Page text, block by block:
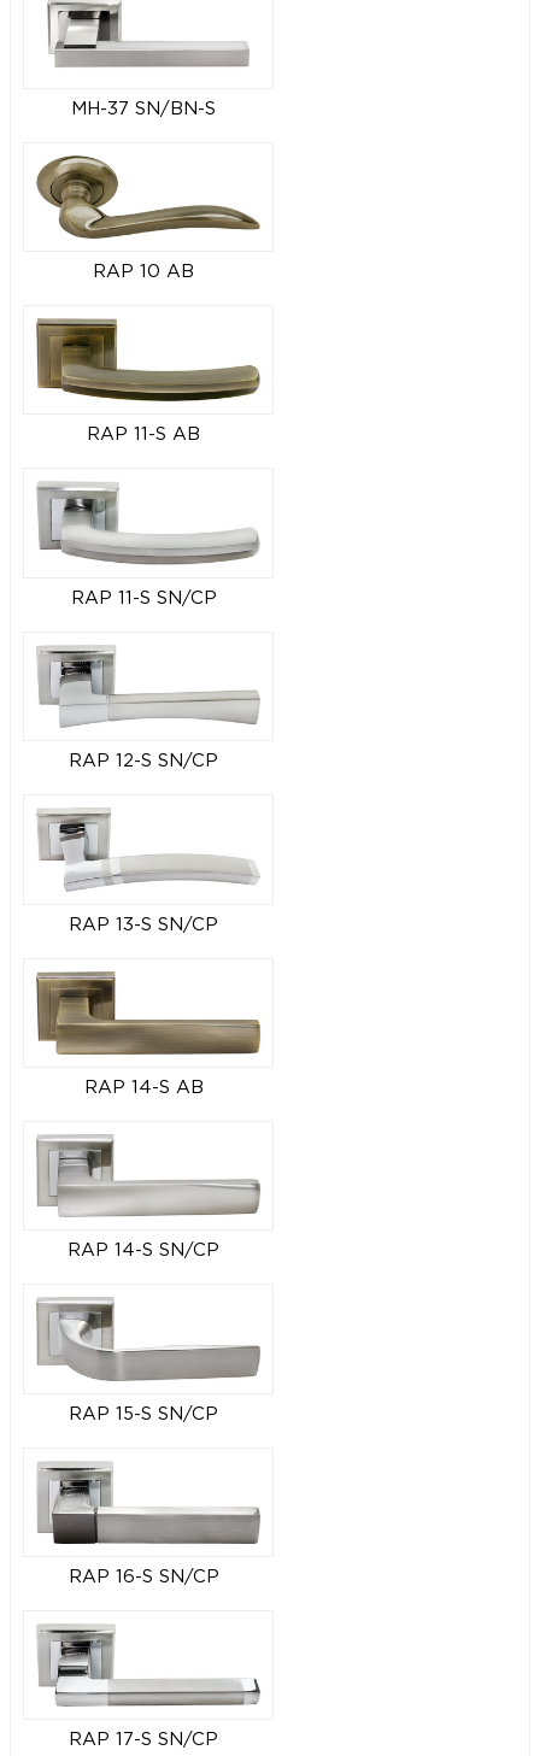
MH-37 SN/BN-S
RAP 10 AB
RAP 11-S AB
RAP 11-S SN/CP
RAP 12-S SN/CP
RAP 13-S SN/CP
RAP 14-S AB
RAP 14-S SN/CP
RAP 15-S SN/CP
RAP 16-S SN/CP
RAP 17-S SN/CP